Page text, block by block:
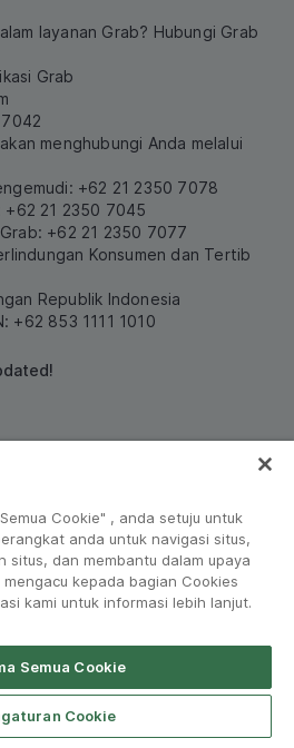
layanan Grab? Hubungi Grab
Grab
menghubungi Anda melalui
+62 21 2350 7078
21 2350 7045
+62 21 2350 7077
Konsumen dan Tertib
Republik Indonesia
+62 853 1111 1010
2010 - 2026
Open App
Cookie" , anda setuju untuk
anda untuk navigasi situs,
situs, dan membantu dalam upaya
kepada bagian Cookies
kami untuk informasi lebih lanjut.
Semua Cookie
Cookie